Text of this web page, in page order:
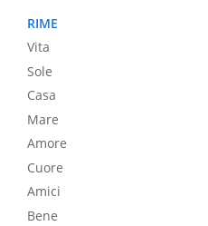
RIME
Vita
Sole
Casa
Mare
Amore
Cuore
Amici
Bene